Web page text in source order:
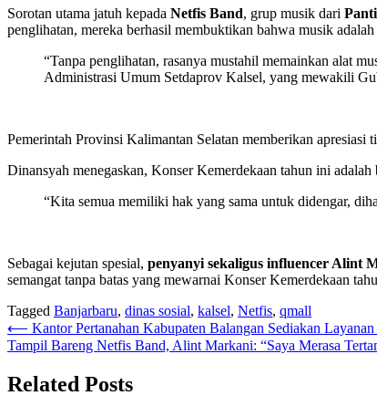
Sorotan utama jatuh kepada Netfis Band, grup musik dari
penglihatan, mereka berhasil membuktikan bahwa musik
“Tanpa penglihatan, rasanya mustahil memainkan alat
Administrasi Umum Setdaprov Kalsel, yang mewakili
Pemerintah Provinsi Kalimantan Selatan memberikan
Dinansyah menegaskan, Konser Kemerdekaan tahun ini
“Kita semua memiliki hak yang sama untuk didengar,
Sebagai kejutan spesial, penyanyi sekaligus influencer Alint
semangat tanpa batas yang mewarnai Konser Kemerdekaan
Tagged Banjarbaru, dinas sosial, kalsel, Netfis, qmall
Navigasi
pos
⟵ Kantor Pertanahan Kabupaten Balangan Sediakan
Tampil Bareng Netfis Band, Alint Markani: “Saya Merasa
Related Posts